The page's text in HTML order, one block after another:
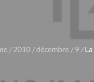
2010 décembre 9